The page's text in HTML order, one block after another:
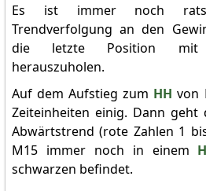
Es ist immer noch
Trendverfolgung an den
die letzte Position mit
herauszuholen.
Auf dem Aufstieg zum HH von
Zeiteinheiten einig. Dann geht
Abwärtstrend (rote Zahlen 1
M15 immer noch in einem
schwarzen befindet.